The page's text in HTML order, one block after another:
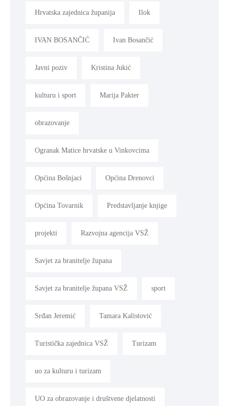
Hrvatska zajednica županija Ilok
IVAN BOSANČIĆ Ivan Bosančić
Javni poziv Kristina Jukić
kulturu i sport Marija Pakter
obrazovanje
Ogranak Matice hrvatske u Vinkovcima
Općina Bošnjaci Općina Drenovci
Općina Tovarnik Predstavljanje knjige
projekti Razvojna agencija VSŽ
Savjet za branitelje župana
Savjet za branitelje župana VSŽ sport
Srđan Jeremić Tamara Kalistović
Turistička zajednica VSŽ Turizam
uo za kulturu i turizam
UO za obrazovanje i društvene djelatnosti